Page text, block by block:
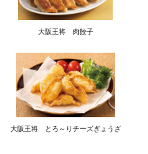
大阪王将 肉餃子
大阪王将 とろ～りチーズぎょうざ